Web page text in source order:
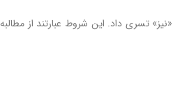
«نیز» تسری داد. این شروط عبارتند از مطالبه